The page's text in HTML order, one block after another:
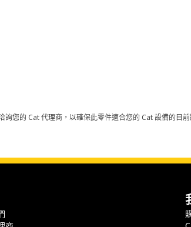
您的 Cat 代理商，以確保此零件適合您的 Cat 設備的目